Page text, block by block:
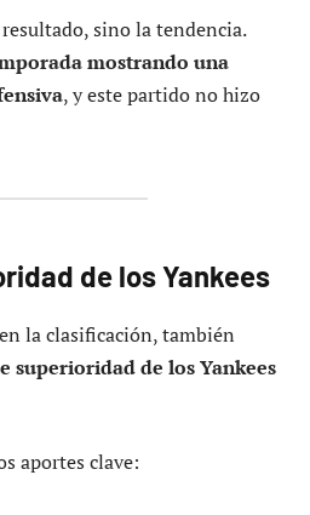
sino la tendencia.
mostrando una
, y este partido no hizo
de los Yankees
la clasificación, también
superioridad de los Yankees
aportes clave: